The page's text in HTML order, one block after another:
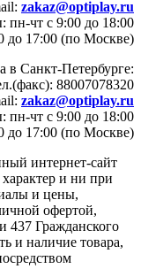
zakaz@optiplay.ru
пн-чт с 9:00 до 18:00
до 17:00 (по Москве)
в Санкт-Петербурге:
88007078320
zakaz@optiplay.ru
пн-чт с 9:00 до 18:00
до 17:00 (по Москве)
интернет-сайт
и ни при
и цены,
офертой,
437 Гражданского
и наличие товара,